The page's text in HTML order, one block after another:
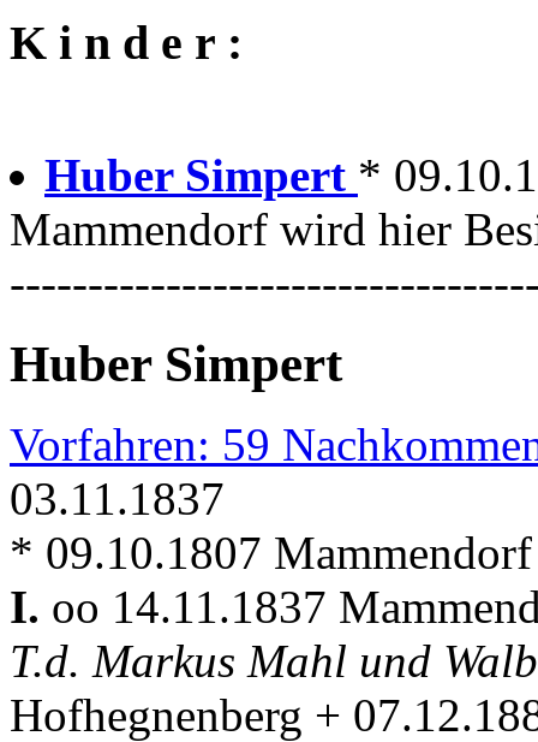
K i n d e r :
Huber Simpert *
Mammendorf wird hier
Huber Simpert
Vorfahren: 59
03.11.1837
* 09.10.1807
I. oo 14.11.1837
T.d. Markus Mahl und
Hofhegnenberg +